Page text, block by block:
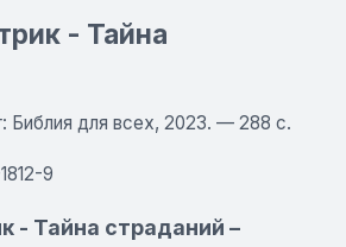
- Тайна
Библия для всех, 2023. — 288 с.
9
- Тайна страданий –